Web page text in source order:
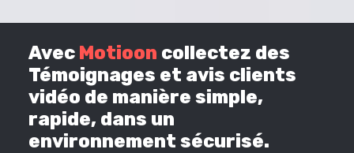
Avec Motioon collectez des
Témoignages et avis clients
vidéo de manière simple,
rapide, dans un
environnement sécurisé.